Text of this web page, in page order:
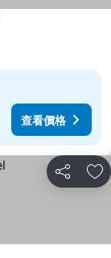
查看價格
分享 放